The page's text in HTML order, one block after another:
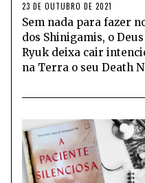
23 DE OUTUBRO DE 2021
Sem nada para fazer
dos Shinigamis, o
Ryuk deixa cair
na Terra o seu Death